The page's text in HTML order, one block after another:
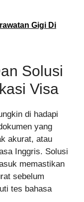
Gigi Di
Solusi
Visa
di hadapi
yang
akurat, atau
Inggris. Solusi
memastikan
sebelum
tes bahasa